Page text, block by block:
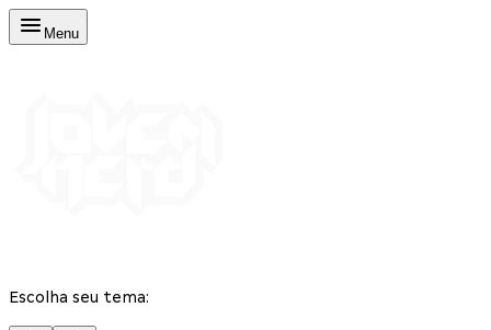
Menu
Escolha seu tema: